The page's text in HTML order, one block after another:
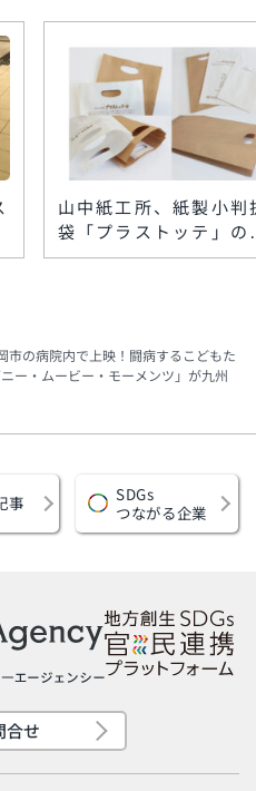
山中紙工所、紙製小判
袋「プラストッテ」の
格製造を開始 低コス
の病院内で上映！闘病するこどもた
ー・ムービー・モーメンツ」が九州
事
SDGs
つながる企業
合せ